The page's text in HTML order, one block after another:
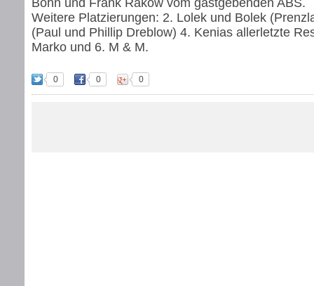
Bohn und Frank Rakow vom gastgebenden ABS.
Weitere Platzierungen: 2. Lolek und Bolek
(Paul und Phillip Dreblow) 4. Kenias allerletzte
Marko und 6. M & M.
0 0 0